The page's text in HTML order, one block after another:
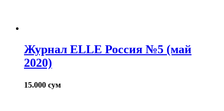
Журнал ELLE Россия №5 (май
2020)
15.000 сум